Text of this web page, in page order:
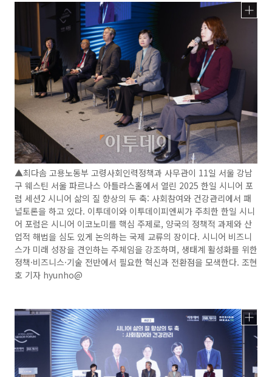
▲최다솜 고용노동부 고령사회인력정책과 사무관이 11일 서울 강남
구 웨스틴 서울 파르나스 아틀라스홀에서 열린 2025 한일 시니어 포
럼 세션2 시니어 삶의 질 향상의 두 축: 사회참여와 건강관리에서 패
널토론을 하고 있다. 이투데이와 이투데이피엔씨가 주최한 한일 시니
어 포럼은 시니어 이코노미를 핵심 주제로, 양국의 정책적 과제와 산
업적 해법을 심도 있게 논의하는 국제 교류의 장이다. 시니어 비즈니
스가 미래 성장을 견인하는 주체임을 강조하며, 생태계 활성화를 위한
정책·비즈니스·기술 전반에서 필요한 혁신과 전환점을 모색한다. 조현
호 기자 hyunho@